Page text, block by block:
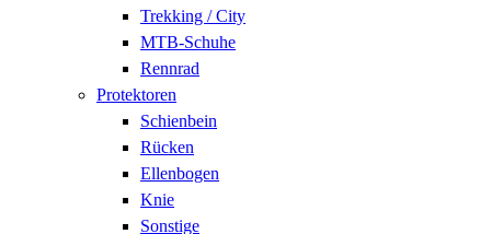
Trekking / City
MTB-Schuhe
Rennrad
Protektoren
Schienbein
Rücken
Ellenbogen
Knie
Sonstige